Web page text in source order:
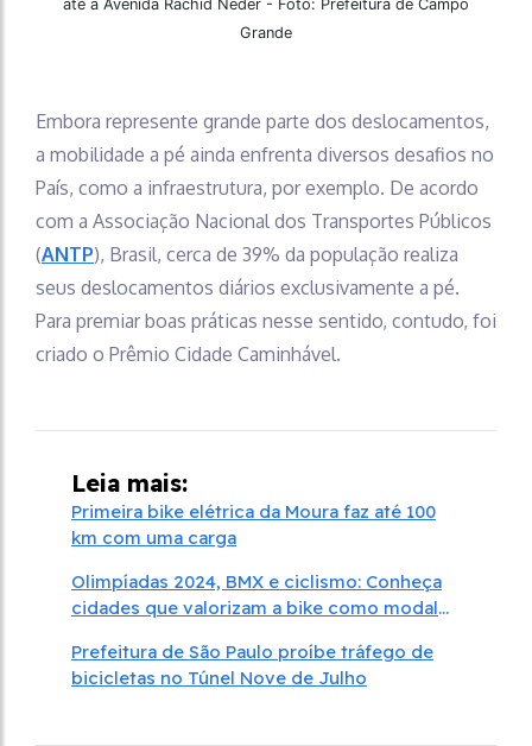
até a Avenida Rachid Neder - Foto: Prefeitura de Campo
Grande
Embora represente grande parte dos deslocamentos,
a mobilidade a pé ainda enfrenta diversos desafios no
País, como a infraestrutura, por exemplo. De acordo
com a Associação Nacional dos Transportes Públicos
(ANTP), Brasil, cerca de 39% da população realiza
seus deslocamentos diários exclusivamente a pé.
Para premiar boas práticas nesse sentido, contudo, foi
criado o Prêmio Cidade Caminhável.
Leia mais:
Primeira bike elétrica da Moura faz até 100
km com uma carga
Olimpíadas 2024, BMX e ciclismo: Conheça
cidades que valorizam a bike como modal
Prefeitura de São Paulo proíbe tráfego de
bicicletas no Túnel Nove de Julho